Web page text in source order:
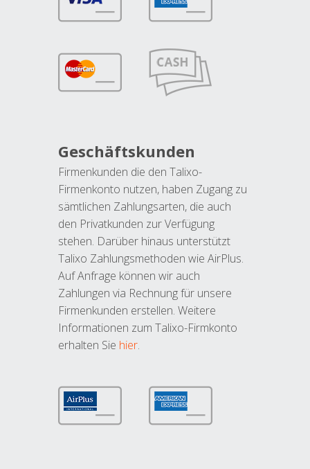
Geschäftskunden
Firmenkunden die den Talixo-
Firmenkonto nutzen, haben Zugang zu
sämtlichen Zahlungsarten, die auch
den Privatkunden zur Verfügung
stehen. Darüber hinaus unterstützt
Talixo Zahlungsmethoden wie AirPlus.
Auf Anfrage können wir auch
Zahlungen via Rechnung für unsere
Firmenkunden erstellen. Weitere
Informationen zum Talixo-Firmkonto
erhalten Sie hier.